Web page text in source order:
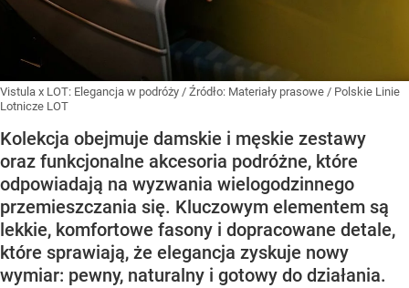
Vistula x LOT: Elegancja w podróży / Źródło: Materiały prasowe / Polskie Linie
Lotnicze LOT
Kolekcja obejmuje damskie i męskie zestawy
oraz funkcjonalne akcesoria podróżne, które
odpowiadają na wyzwania wielogodzinnego
przemieszczania się. Kluczowym elementem są
lekkie, komfortowe fasony i dopracowane detale,
które sprawiają, że elegancja zyskuje nowy
wymiar: pewny, naturalny i gotowy do działania.